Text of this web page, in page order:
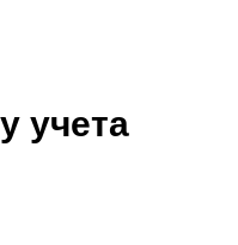
учета